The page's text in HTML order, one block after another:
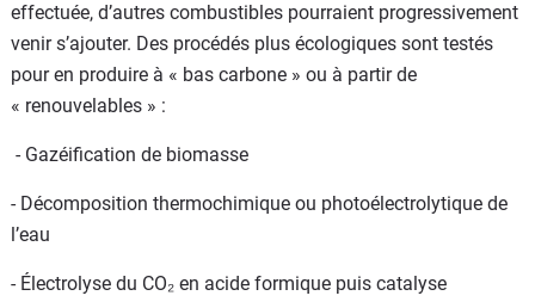
effectuée, d’autres combustibles pourraient progressivement
venir s’ajouter. Des procédés plus écologiques sont testés
pour en produire à « bas carbone » ou à partir de
« renouvelables » :
- Gazéification de biomasse
- Décomposition thermochimique ou photoélectrolytique de
l’eau
- Électrolyse du CO₂ en acide formique puis catalyse